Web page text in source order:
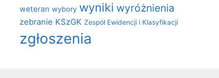
weteran wybory wyniki wyróżnienia
zebranie KSzGK Zespół Ewidencji i Klasyfikacji
zgłoszenia